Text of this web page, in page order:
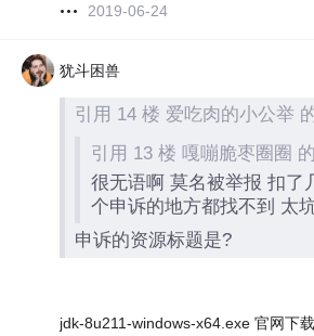
2019-06-24
犹斗困兽
引用 14 楼 爱吃肉的小公举
引用 13 楼 嘎嘣脆枣圈圈
很无语啊 莫名被举报 扣了几
个申诉的地方都找不到 太
申诉的资源标题是?
jdk-8u211-windows-x64.exe 官网下